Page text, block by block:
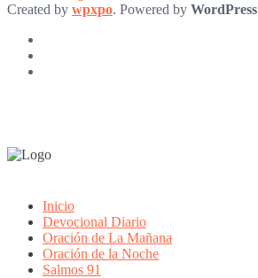
Created by wpxpo. Powered by WordPress
Inicio
Devocional Diario
Oración de La Mañana
Oración de la Noche
Salmos 91